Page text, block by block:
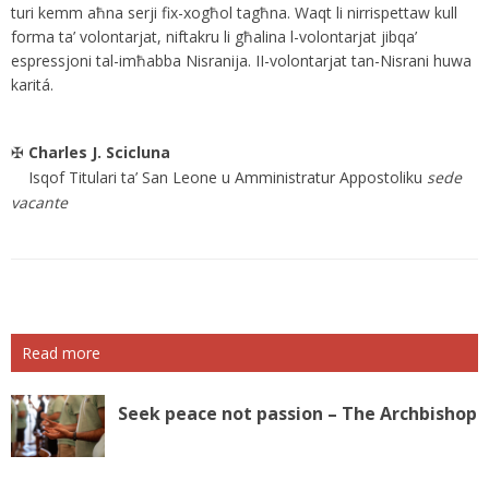
turi kemm aħna serji fix-xogħol tagħna. Waqt li nirrispettaw kull
forma ta’ volontarjat, niftakru li għalina l-volontarjat jibqa’
espressjoni tal-imħabba Nisranija. II-volontarjat tan-Nisrani huwa
karitá.
✠ Charles J. Scicluna
Isqof Titulari ta’ San Leone u Amministratur Appostoliku sede
vacante
Read more
Seek peace not passion – The Archbishop